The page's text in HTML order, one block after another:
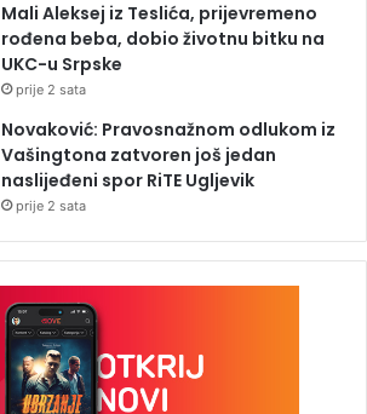
Mali Aleksej iz Teslića, prijevremeno
rođena beba, dobio životnu bitku na
UKC-u Srpske
prije 2 sata
Novaković: Pravosnažnom odlukom iz
Vašingtona zatvoren još jedan
naslijeđeni spor RiTE Ugljevik
prije 2 sata